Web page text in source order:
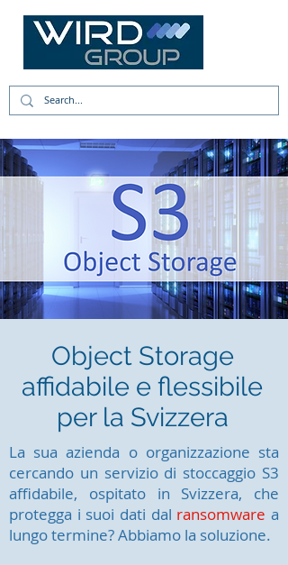
Object Storage
affidabile e flessibile
per la Svizzera
La sua azienda o organizzazione sta
cercando un servizio di stoccaggio S3
affidabile, ospitato in Svizzera, che
protegga i suoi dati dal ransomwarea
lungo termine? Abbiamo la soluzione.